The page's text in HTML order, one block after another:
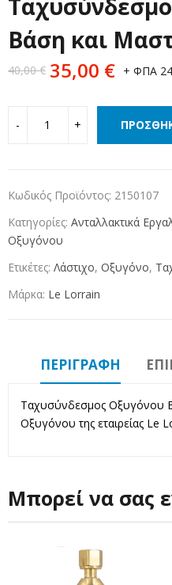
Βάση και
40,00€ 35,00 € + ΦΠΑ
Κωδικός Προϊόντος: 2150107
Κατηγορίες: Ανταλλακτικά
Οξυγόνου
Ετικέτες: Λάστιχο, Οξυγόνο,
Μάρκα: Le Lorrain
ΠΕΡΙΓΡΑΦΉ
Ταχυσύνδεσμος Οξυγόνου
Οξυγόνου της εταιρείας Le
Μπορεί να σας